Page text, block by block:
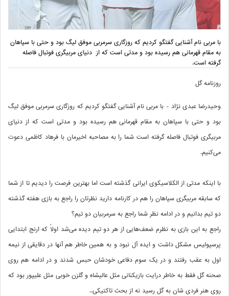
با مربی نام آشنایی گفتگو کردیم که روزگاری سرمربی موفق لیگ بود و حتی با سپاهان
به مقام قهرمانی هم رسیده بود و مدتی است که از دنیای مربیگری فوتبال فاصله
گرفته است.
روزنامه گل
وحیدرضا عبدی نژاد - با مربی نام آشنایی گفتگو کردیم که روزگاری سرمربی موفق لیگ
بود و حتی با سپاهان به مقام قهرمانی هم رسیده بود و مدتی است که از دنیای
مربیگری فوتبال فاصله گرفته است شما را به مصاحبه‌ اخیرمان با فرهاد کاظمی دعوت
می‌کنیم.
با اینکه مدتی از الکلاسیکوی ایرانی گذشته است اما بهترین فرصت را دیدیم تا از شما
که سابقه مربیگری سپاهان را هم در کارنامه دارید نظرتان را راجع به بازی هفته گذشته
دو تیم بدانیم و در ادامه نظر شما راجع به سرمربیان دو تیم؟
راجع به این بازی به نظرم ضعف‌هایی از هر دو تیم دیده می‌شد اولاً که ارنج ابتدایی
پرسپولیس مشکل داشت و ایده آل نبود و به همین خاطر هم آنها در دقایقی از نیمه
اول به عقب رفتند و در یک سوم دفاعی خودشان حبس شدند و در ادامه هم روی
صحنه گل فقط به خاطر درایت بازیکنانی مثل عالیشاه و گلزن خوبی مثل علیپور بود که
روی هنر فردی شان به گل رسید نه از بحث تاکتیکی..